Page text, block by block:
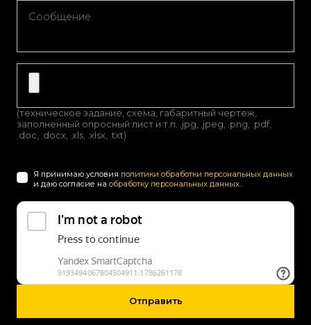
(техническое задание, схема, габаритный чертеж,
заполненный опросный лист и т.п. .jpg, .jpeg, .png, .pdf,
.doc, .docx, .xls, .xlsx, .txt)
Я принимаю условия политики обработки персональных данных
и даю согласие на обработку персональных данных
Отправить